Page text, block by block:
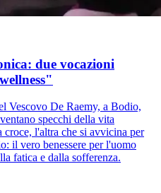
due vocazioni
Vescovo De Raemy, a Bodio,
specchi della vita
croce, l'altra che si avvicina per
il vero benessere per l'uomo
fatica e dalla sofferenza.